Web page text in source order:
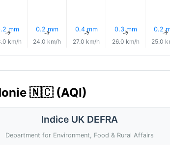
mm
↑
km/h
0.2 mm
↑
24.0 km/h
0.4 mm
↑
27.0 km/h
0.3 mm
↑
26.0 km/h
0.2↑
25.0
🇳🇨 (AQI)
Indice UK DEFRA
Department for Environment, Food & Rural Affairs